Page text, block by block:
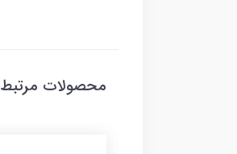
محصولات مرتبط